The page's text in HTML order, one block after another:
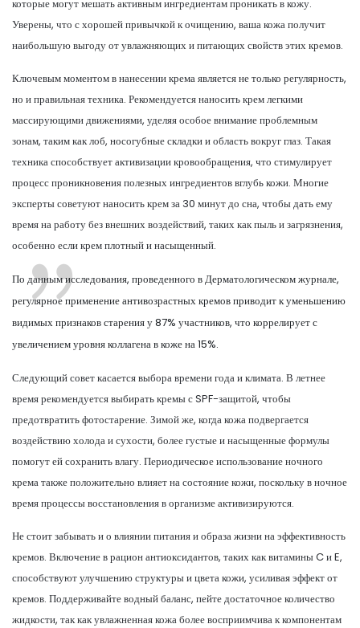
которые могут мешать активным ингредиентам проникать в кожу.
Уверены, что с хорошей привычкой к очищению, ваша кожа получит
наибольшую выгоду от увлажняющих и питающих свойств этих кремов.
Ключевым моментом в нанесении крема является не только регулярность,
но и правильная техника. Рекомендуется наносить крем легкими
массирующими движениями, уделяя особое внимание проблемным
зонам, таким как лоб, носогубные складки и область вокруг глаз. Такая
техника способствует активизации кровообращения, что стимулирует
процесс проникновения полезных ингредиентов вглубь кожи. Многие
эксперты советуют наносить крем за 30 минут до сна, чтобы дать ему
время на работу без внешних воздействий, таких как пыль и загрязнения,
особенно если крем плотный и насыщенный.
По данным исследования, проведенного в Дерматологическом журнале,
регулярное применение антивозрастных кремов приводит к уменьшению
видимых признаков старения у 87% участников, что коррелирует с
увеличением уровня коллагена в коже на 15%.
Следующий совет касается выбора времени года и климата. В летнее
время рекомендуется выбирать кремы с SPF-защитой, чтобы
предотвратить фотостарение. Зимой же, когда кожа подвергается
воздействию холода и сухости, более густые и насыщенные формулы
помогут ей сохранить влагу. Периодическое использование ночного
крема также положительно влияет на состояние кожи, поскольку в ночное
время процессы восстановления в организме активизируются.
Не стоит забывать и о влиянии питания и образа жизни на эффективность
кремов. Включение в рацион антиоксидантов, таких как витамины C и E,
способствуют улучшению структуры и цвета кожи, усиливая эффект от
кремов. Поддерживайте водный баланс, пейте достаточное количество
жидкости, так как увлажненная кожа более восприимчива к компонентам